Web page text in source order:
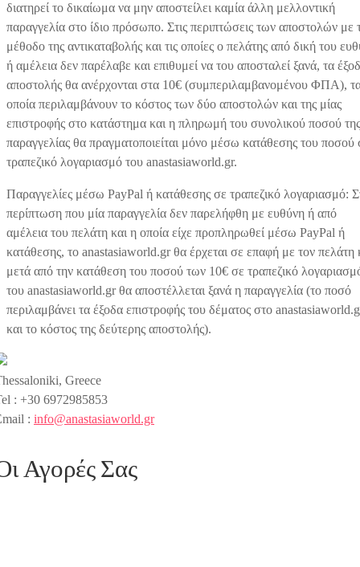
διατηρεί το δικαίωμα να μην αποστείλει καμία άλλη μελλοντική
παραγγελία στο ίδιο πρόσωπο. Στις περιπτώσεις των αποστολών με
μέθοδο της αντικαταβολής και τις οποίες ο πελάτης από δική του
ή αμέλεια δεν παρέλαβε και επιθυμεί να του αποσταλεί ξανά, τα
αποστολής θα ανέρχονται στα 10€ (συμπεριλαμβανομένου ΦΠΑ),
οποία περιλαμβάνουν το κόστος των δύο αποστολών και της μίας
επιστροφής στο κατάστημα και η πληρωμή του συνολικού ποσού της
παραγγελίας θα πραγματοποιείται μόνο μέσω κατάθεσης του ποσού
τραπεζικό λογαριασμό του anastasiaworld.gr.
Παραγγελίες μέσω PayPal ή κατάθεσης σε τραπεζικό λογαριασμό:
περίπτωση που μία παραγγελία δεν παρελήφθη με ευθύνη ή από
αμέλεια του πελάτη και η οποία είχε προπληρωθεί μέσω PayPal ή
κατάθεσης, το anastasiaworld.gr θα έρχεται σε επαφή με τον πελάτη
μετά από την κατάθεση του ποσού των 10€ σε τραπεζικό
του anastasiaworld.gr θα αποστέλλεται ξανά η παραγγελία (το ποσό
περιλαμβάνει τα έξοδα επιστροφής του δέματος στο
και το κόστος της δεύτερης αποστολής).
Greece
: +30 6972985853
: info@anastasiaworld.gr
Αγορές Σας